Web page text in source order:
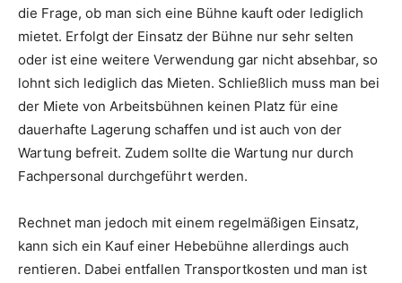
die Frage, ob man sich eine Bühne kauft oder lediglich
mietet. Erfolgt der Einsatz der Bühne nur sehr selten
oder ist eine weitere Verwendung gar nicht absehbar, so
lohnt sich lediglich das Mieten. Schließlich muss man bei
der Miete von Arbeitsbühnen keinen Platz für eine
dauerhafte Lagerung schaffen und ist auch von der
Wartung befreit. Zudem sollte die Wartung nur durch
Fachpersonal durchgeführt werden.
Rechnet man jedoch mit einem regelmäßigen Einsatz,
kann sich ein Kauf einer Hebebühne allerdings auch
rentieren. Dabei entfallen Transportkosten und man ist